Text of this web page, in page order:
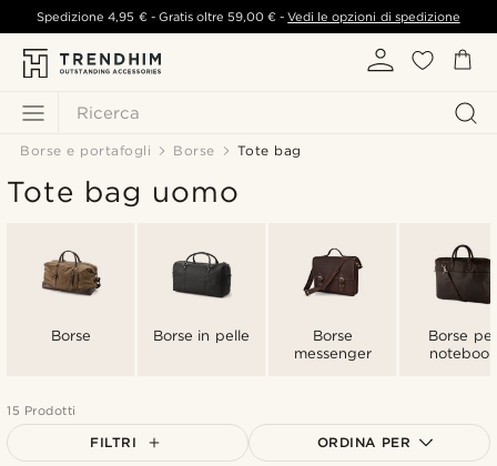
Ricerca
Spedizione4,95 €- Gratis oltre 59,00 € -Vedi le opzioni di spedizione
Borse e portafogli Borse Tote bag
Tote bag uomo
Borse Borse in pelle
Borse
messenger
Borse per
notebook
15 Prodotti
FILTRI ORDINA PER